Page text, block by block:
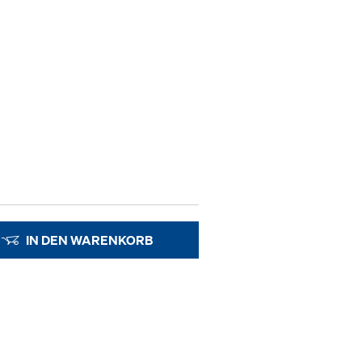
IN DEN WARENKORB